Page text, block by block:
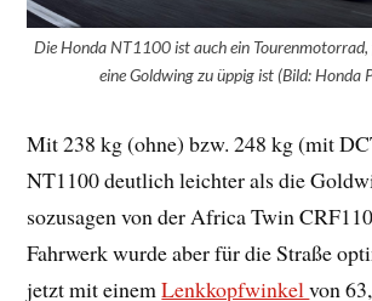
Die Honda NT1100 ist auch ein Tourenmotorrad,
eine Goldwing zu üppig ist (Bild: Honda
Mit 238 kg (ohne) bzw. 248 kg (mit
NT1100 deutlich leichter als die
sozusagen von der Africa Twin
Fahrwerk wurde aber für die Straße
jetzt mit einemLenkkopfwinkelvon